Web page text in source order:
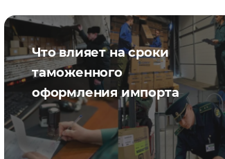
Что влияет на сроки
таможенного
оформления импорта